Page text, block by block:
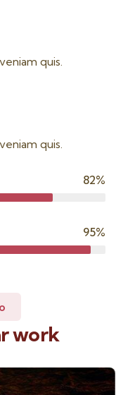
quis.
quis.
82%
95%
work